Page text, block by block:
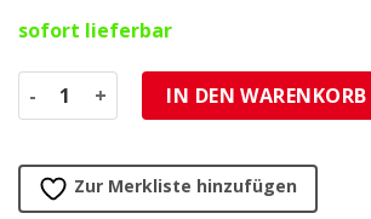
sofort lieferbar
Satteltasche HH (Paar) LEDRIE RIGID
IN DEN WARENKORB
Zur Merkliste hinzufügen